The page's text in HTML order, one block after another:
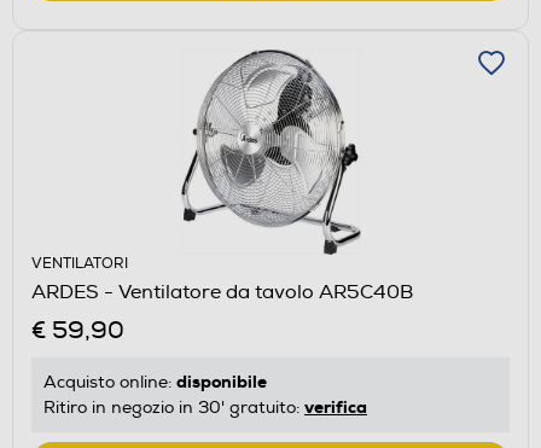
VENTILATORI
ARDES - Ventilatore da tavolo AR5C40B
€ 59,90
Acquisto online: disponibile
Ritiro in negozio in 30' gratuito: verifica